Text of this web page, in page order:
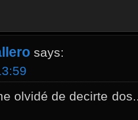
says:
olvidé de decirte